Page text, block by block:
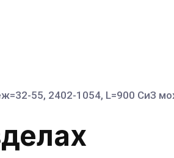
55, 2402-1054, L=900​ СиЗ